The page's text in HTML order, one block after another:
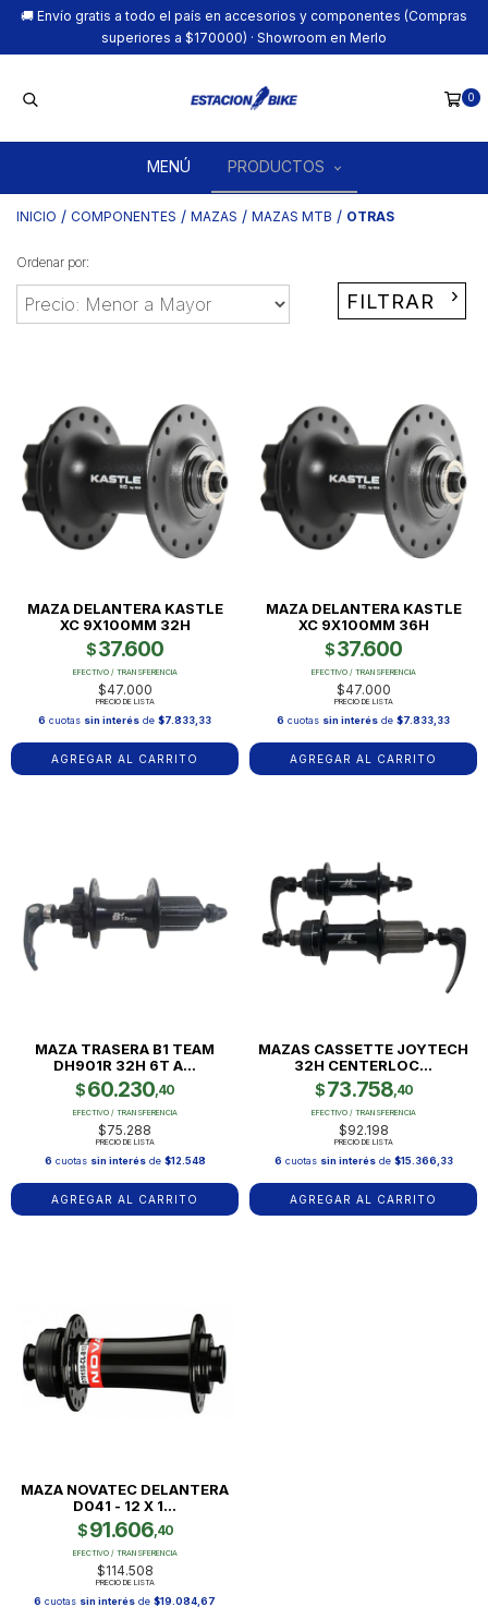
🚚 Envío gratis a todo el país en accesorios y componentes (Compras
superiores a $170000) · Showroom en Merlo
0
MENÚ PRODUCTOS
INICIO / COMPONENTES / MAZAS / MAZAS MTB / OTRAS
Ordenar por:
FILTRAR
MAZA DELANTERA KASTLE
XC 9X100MM 32H
$37.600
EFECTIVO / TRANSFERENCIA
$47.000
PRECIO DE LISTA
6 cuotas sin interés de $7.833,33
MAZA DELANTERA KASTLE
XC 9X100MM 36H
$37.600
EFECTIVO / TRANSFERENCIA
$47.000
PRECIO DE LISTA
6 cuotas sin interés de $7.833,33
MAZA TRASERA B1 TEAM
DH901R 32H 6T A...
$60.230,40
EFECTIVO / TRANSFERENCIA
$75.288
PRECIO DE LISTA
6 cuotas sin interésde $12.548
MAZAS CASSETTE JOYTECH
32H CENTERLOC...
$73.758,40
EFECTIVO / TRANSFERENCIA
$92.198
PRECIO DE LISTA
6 cuotas sin interésde $15.366,33
MAZA NOVATEC DELANTERA
D041 - 12 X 1...
$91.606,40
EFECTIVO / TRANSFERENCIA
$114.508
PRECIO DE LISTA
6 cuotas sin interés de $19.084,67